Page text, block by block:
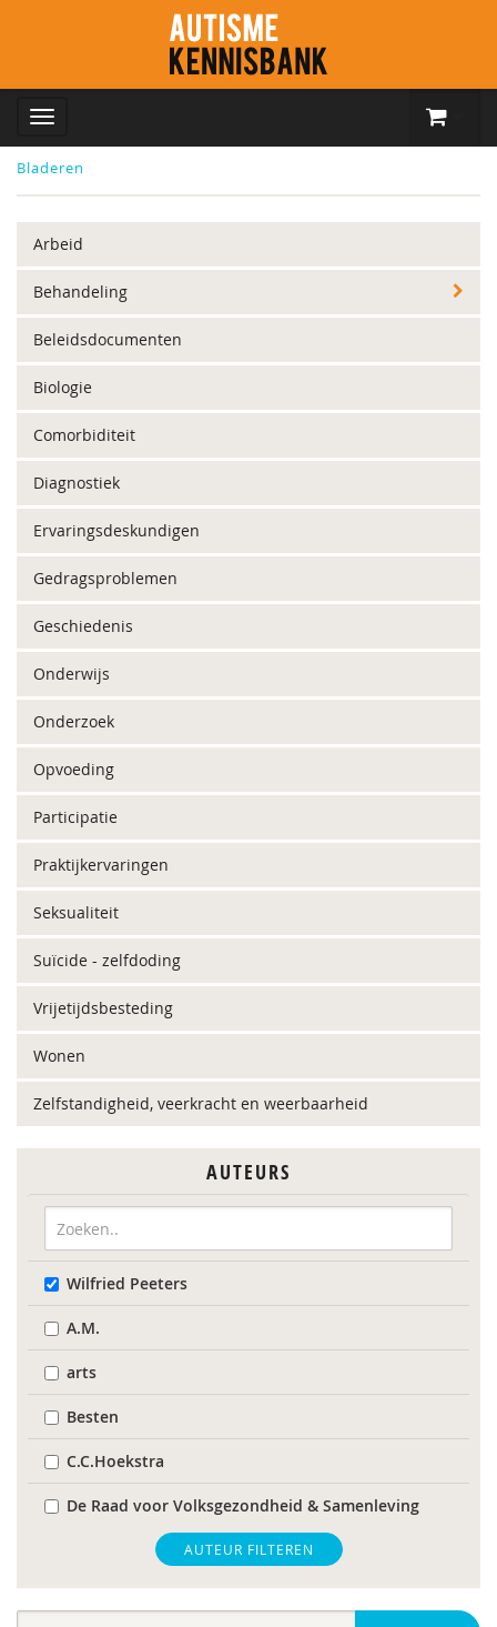
Bladeren
Arbeid
Behandeling
Beleidsdocumenten
Biologie
Comorbiditeit
Diagnostiek
Ervaringsdeskundigen
Gedragsproblemen
Geschiedenis
Onderwijs
Onderzoek
Opvoeding
Participatie
Praktijkervaringen
Seksualiteit
Suïcide - zelfdoding
Vrijetijdsbesteding
Wonen
Zelfstandigheid, veerkracht en weerbaarheid
AUTEURS
Wilfried Peeters
A.M.
arts
Besten
C.C.Hoekstra
De Raad voor Volksgezondheid & Samenleving
gz-psycholoog
https://www.openbaaronderwijs.nu/
AUTEUR FILTEREN